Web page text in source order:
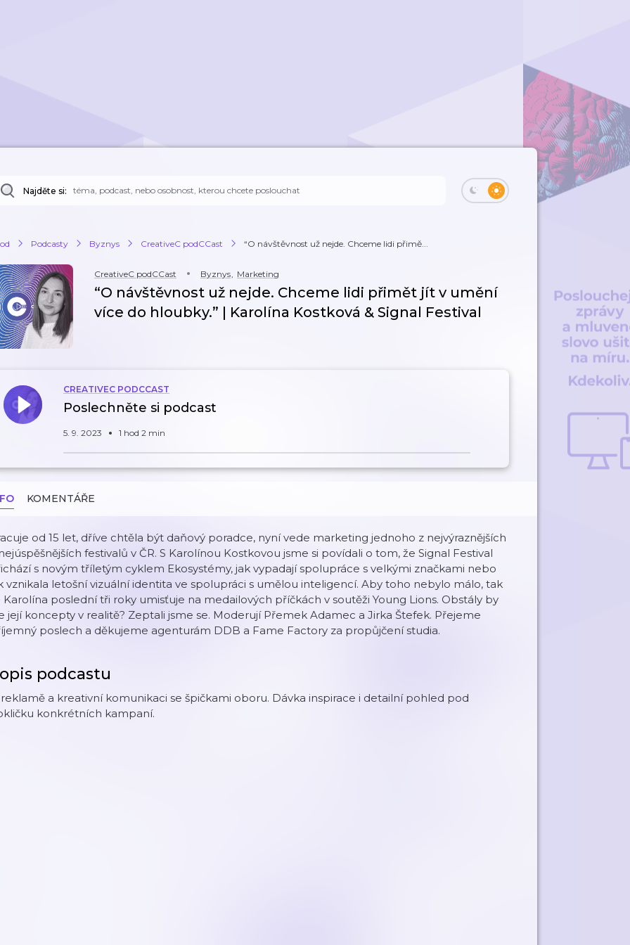
Najděte si:
Podcasty Byznys CreativeC podCCast “O návštěvnost už nejde. Chceme lidi přimě...
CreativeC podCCast Byznys, Marketing
“O návštěvnost už nejde. Chceme lidi přimět jít v umění
více do hloubky.” | Karolína Kostková & Signal Festival
CREATIVEC PODCCAST
Poslechněte si podcast
5. 9. 2023 1 hod 2 min
KOMENTÁŘE
od 15 let, dříve chtěla být daňový poradce, nyní vede marketing jednoho z nejvýraznějších
festivalů v ČR. S Karolínou Kostkovou jsme si povídali o tom, že Signal Festival
s novým tříletým cyklem Ekosystémy, jak vypadají spolupráce s velkými značkami nebo
vznikala letošní vizuální identita ve spolupráci s umělou inteligencí. Aby toho nebylo málo, tak
Karolína poslední tři roky umisťuje na medailových příčkách v soutěži Young Lions. Obstály by
její koncepty v realitě? Zeptali jsme se. Moderují Přemek Adamec a Jirka Štefek. Přejeme
poslech a děkujeme agenturám DDB a Fame Factory za propůjčení studia.
podcastu
a kreativní komunikaci se špičkami oboru. Dávka inspirace i detailní pohled pod
konkrétních kampaní.